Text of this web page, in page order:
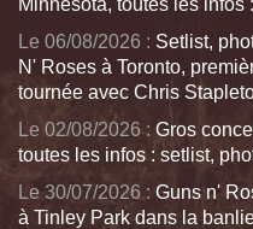
Minnesota, toutes les infos
Le 06/08/2026 : Setlist,
N' Roses à Toronto,
tournée avec Chris
Le 02/08/2026 : Gros
toutes les infos : setlist,
Le 30/07/2026 : Guns n'
à Tinley Park dans la